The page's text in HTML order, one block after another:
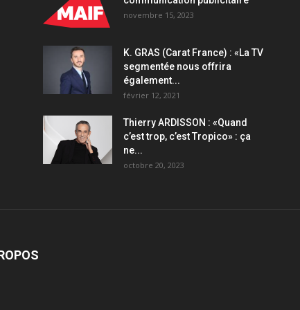
novembre 15, 2023
K. GRAS (Carat France) : «La TV
segmentée nous offrira
également...
février 12, 2021
Thierry ARDISSON : «Quand
c’est trop, c’est Tropico» : ça
ne...
octobre 20, 2023